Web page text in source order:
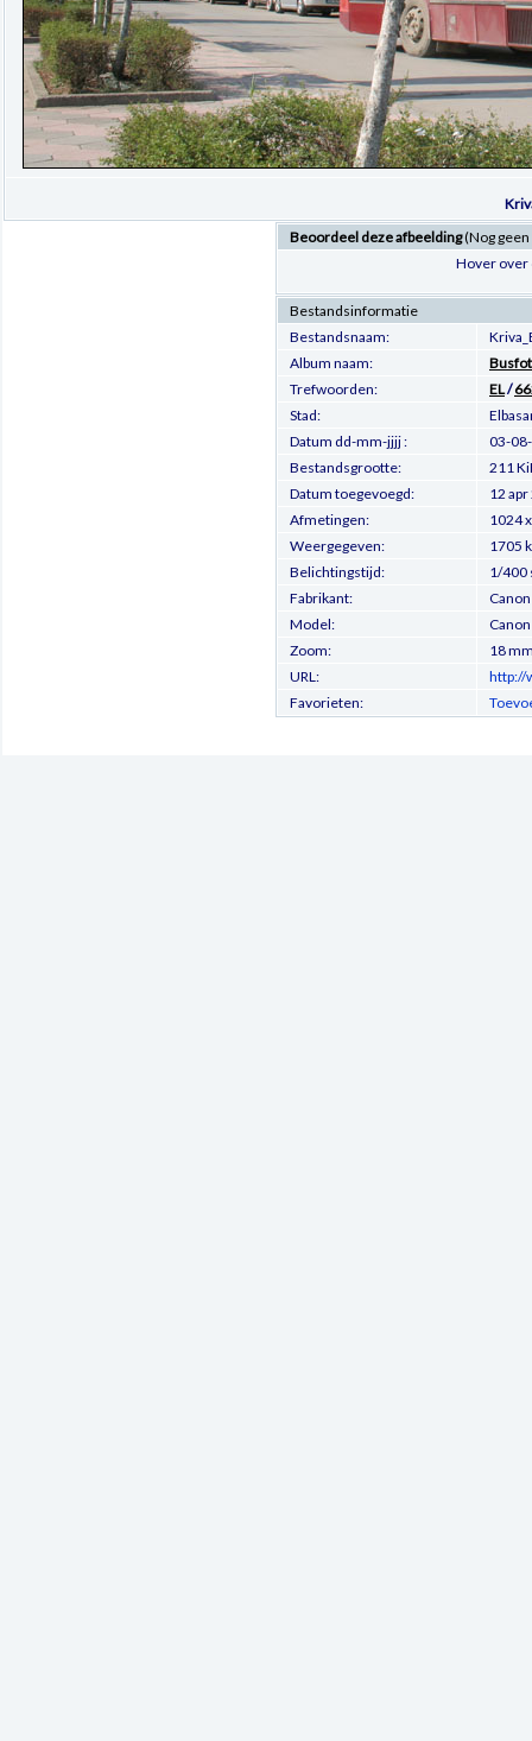
Beoordeel deze afbeelding(Nog
Hover over
Bestandsinformatie
Bestandsnaam:
Album naam:
Trefwoorden:
EL/
Stad:
Datum dd-mm-jjjj :
03-
Bestandsgrootte:
211
Datum toegevoegd:
12
Afmetingen:
1024
Weergegeven:
1705
Belichtingstijd:
1/400
Fabrikant:
Canon
Model:
Canon
Zoom:
18
URL:
http://
Favorieten: